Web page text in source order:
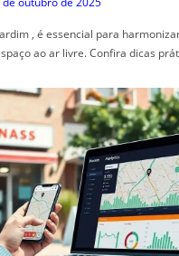
, é essencial para
ao ar livre. Confira dicas